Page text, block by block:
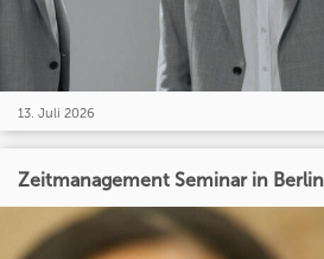
13. Juli 2026
Zeitmanagement Seminar in